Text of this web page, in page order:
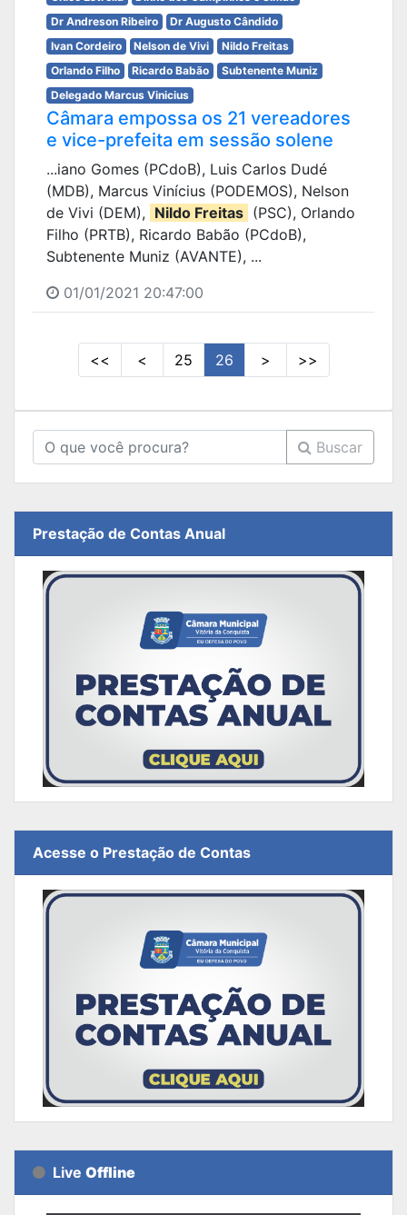
Dr Andreson Ribeiro
Dr Augusto Cândido
Ivan Cordeiro
Nelson de Vivi
Nildo Freitas
Orlando Filho
Ricardo Babão
Subtenente Muniz
Delegado Marcus Vinicius
Câmara empossa os 21 vereadores
e vice-prefeita em sessão solene
...iano Gomes (PCdoB), Luis Carlos Dudé
(MDB), Marcus Vinícius (PODEMOS), Nelson
de Vivi (DEM), Nildo Freitas (PSC), Orlando
Filho (PRTB), Ricardo Babão (PCdoB),
Subtenente Muniz (AVANTE), ...
01/01/2021 20:47:00
<< < 25 26 > >>
Buscar
Prestação de Contas Anual
Acesse o Prestação de Contas
Live Offline